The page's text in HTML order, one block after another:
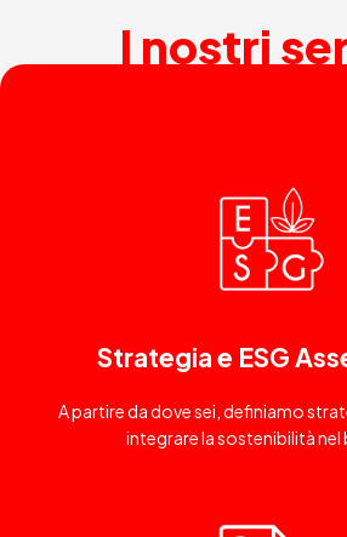
I nostri
Strategia e ESG
A partire da dove sei, definiamo
integrare la sostenibilità nel